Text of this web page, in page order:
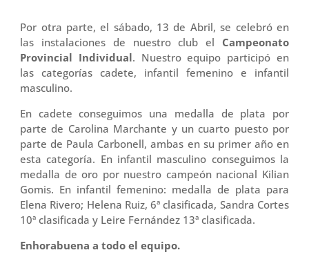
Por otra parte, el sábado, 13 de Abril, se celebró en
las instalaciones de nuestro club el Campeonato
Provincial Individual. Nuestro equipo participó en
las categorías cadete, infantil femenino e infantil
masculino.
En cadete conseguimos una medalla de plata por
parte de Carolina Marchante y un cuarto puesto por
parte de Paula Carbonell, ambas en su primer año en
esta categoría. En infantil masculino conseguimos la
medalla de oro por nuestro campeón nacional Kilian
Gomis. En infantil femenino: medalla de plata para
Elena Rivero; Helena Ruiz, 6ª clasificada, Sandra Cortes
10ª clasificada y Leire Fernández 13ª clasificada.
Enhorabuena a todo el equipo.